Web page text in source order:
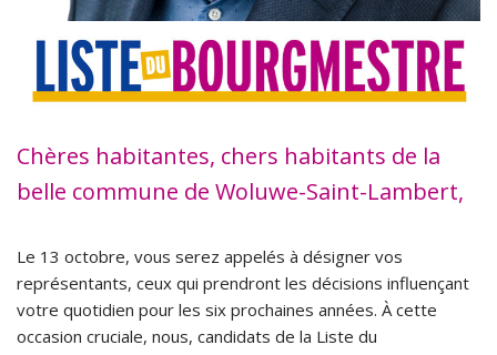
Chères habitantes, chers habitants de la
belle commune de Woluwe-Saint-Lambert,
Le 13 octobre, vous serez appelés à désigner vos
représentants, ceux qui prendront les décisions influençant
votre quotidien pour les six prochaines années. À cette
occasion cruciale, nous, candidats de la Liste du